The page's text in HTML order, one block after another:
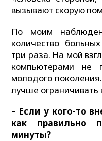
вызывают скорую
По моим
количество
три раза. На мой
компьютерами не
молодого
лучше
– Если у кого-то
как правильно
минуты?